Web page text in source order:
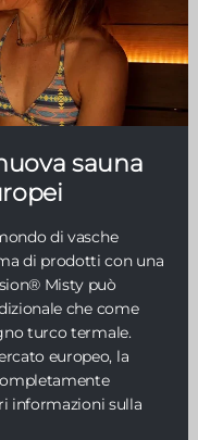
sauna
di vasche
di prodotti con una
Misty può
che come
turco termale.
europeo, la
informazioni sulla